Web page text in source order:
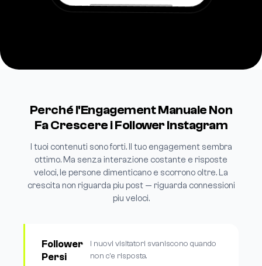
Perché l'Engagement Manuale Non
Fa Crescere i Follower Instagram
I tuoi contenuti sono forti. Il tuo engagement sembra
ottimo. Ma senza interazione costante e risposte
veloci, le persone dimenticano e scorrono oltre. La
crescita non riguarda piu post — riguarda connessioni
piu veloci.
Follower
Persi
I nuovi visitatori svaniscono quando
non c'e risposta.